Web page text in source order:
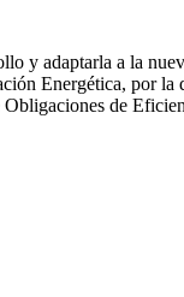
y adaptarla a la
Energética, por la
de